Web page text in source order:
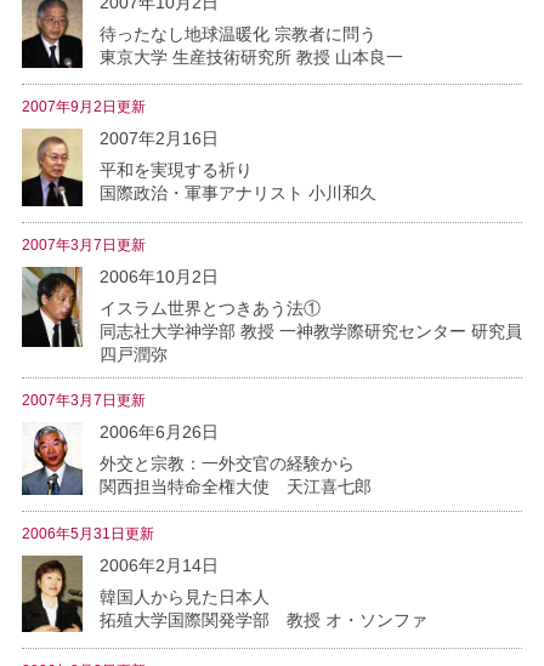
待ったなし地球温暖化 宗教者に問う
東京大学 生産技術研究所 教授 山本良一
2007年9月2日更新
2007年2月16日
平和を実現する祈り
国際政治・軍事アナリスト 小川和久
2007年3月7日更新
2006年10月2日
イスラム世界とつきあう法①
同志社大学神学部 教授 一神教学際研究センター 研究員
四戸潤弥
2007年3月7日更新
2006年6月26日
外交と宗教：一外交官の経験から
関西担当特命全権大使 天江喜七郎
2006年5月31日更新
2006年2月14日
韓国人から見た日本人
拓殖大学国際関発学部 教授 オ・ソンファ